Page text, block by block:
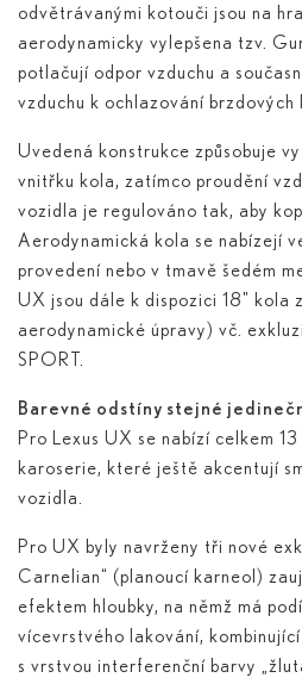
odvětrávanými kotouči jsou na
aerodynamicky vylepšena tzv.
potlačují odpor vzduchu a
vzduchu k ochlazování brzdových
Uvedená konstrukce způsobuje
vnitřku kola, zatímco proudění
vozidla je regulováno tak, aby
Aerodynamická kola se nabízejí
provedení nebo v tmavě šedém
UX jsou dále k dispozici 18" kola
aerodynamické úpravy) vč.
SPORT.
Barevné odstíny stejné
Pro Lexus UX se nabízí celkem
karoserie, které ještě akcentují
vozidla.
Pro UX byly navrženy tři nové
Carnelian“ (planoucí karneol)
efektem hloubky, na němž má
vícevrstvého lakování,
s vrstvou interferenční barvy